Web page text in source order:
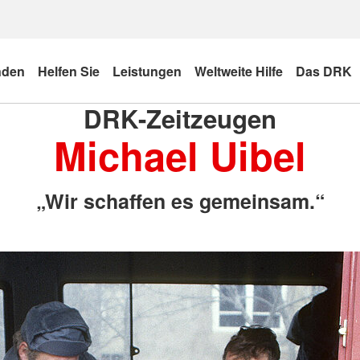
Helfen Sie Leistungen Weltweite Hilfe Das DRK
DRK-Zeitzeugen
Michael Uibel
„Wir schaffen es gemeinsam.“